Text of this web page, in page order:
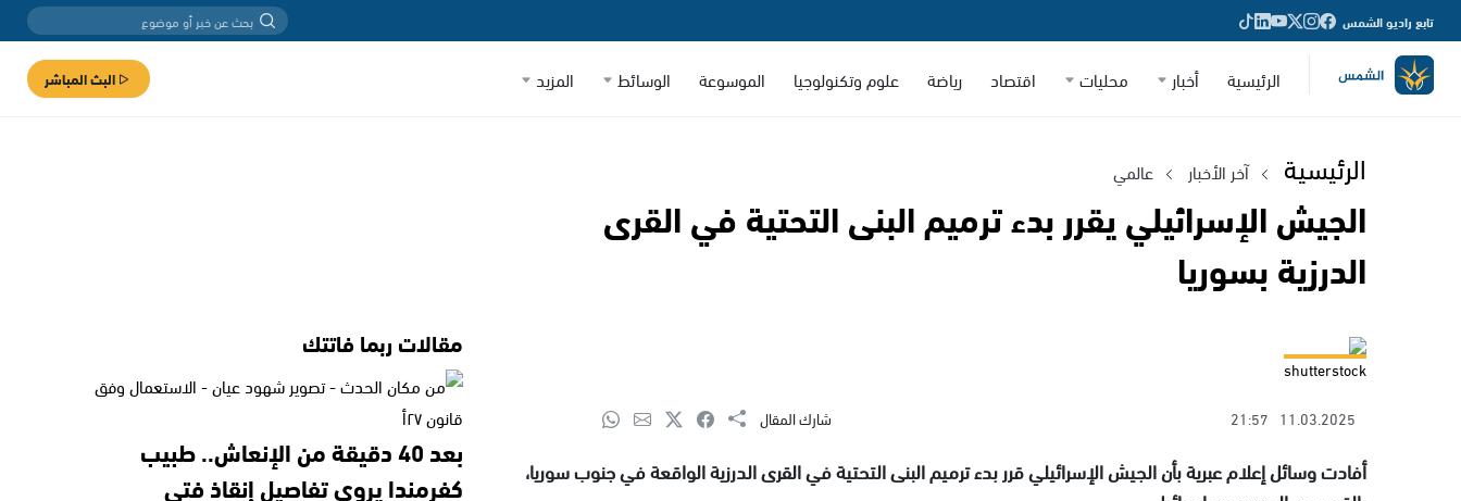
تابع راديو الشمس
الرئيسية أخبار محليات اقتصاد رياضة علوم وتكنولوجيا الموسوعة الوسائط المزيد البث المباشر
الرئيسية آخر الأخبار عالمي
الجيش الإسرائيلي يقرر بدء ترميم البنى التحتية في القرى
الدرزية بسوريا
shutterstock
11.03.2025
21:57 شارك المقال
أفادت وسائل إعلام عبرية بأن الجيش الإسرائيلي قرر بدء ترميم البنى التحتية في القرى الدرزية الواقعة في جنوب سوريا،
مقالات ربما فاتتك
بعد 40 دقيقة من الإنعاش.. طبيب
كفرمندا يروي تفاصيل إنقاذ فتى